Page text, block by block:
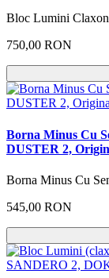
Bloc Lumini
750,00 RON
Borna Minus Cu
DUSTER 2,
Borna Minus Cu
545,00 RON